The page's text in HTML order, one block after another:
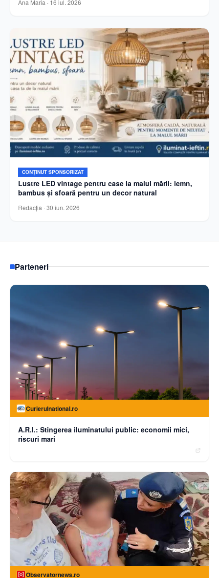
Ana Maria · 16 iul. 2026
CONȚINUT SPONSORIZAT
Lustre LED vintage pentru case la malul mării: lemn,
bambus și sfoară pentru un decor natural
Redacția · 30 iun. 2026
Parteneri
Curierulnational.ro
A.R.I.: Stingerea iluminatului public: economii mici,
riscuri mari
Observatornews.ro